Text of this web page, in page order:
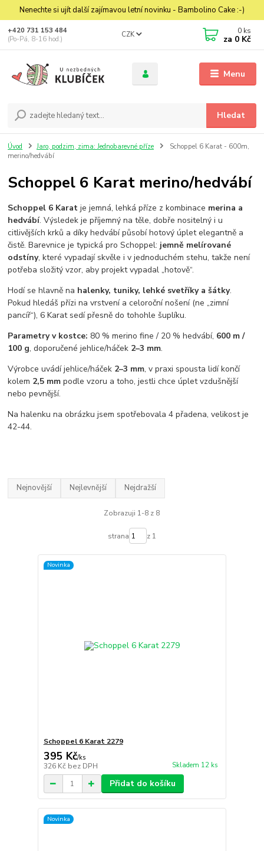
Nenechte si ujít další zajímavou letní novinku - Bambolino Cake :-)
Menu
CZK
Hledat
+420 731 153 484
(Po-Pá, 8-16 hod.)
0 ks
za 0 Kč
Úvod Jaro, podzim, zima: Jednobarevné příze
Schoppel 6 Karat - 600m,
merino/hedvábí
Schoppel 6 Karat merino/hedvábí
Schoppel 6 Karat je jemná, lehká příze z kombinace merina a
hedvábí. Výsledek je příjemný na těle, dobře nositelný i u
citlivějších krků a díky hedvábí působí hotový úplet elegantně a
čistě. Barevnice je typická pro Schoppel: jemně melírované
odstíny, které vypadají skvěle i v jednoduchém stehu, takže není
potřeba složitý vzor, aby projekt vypadal „hotově“.
Hodí se hlavně na halenky, tuniky, lehké svetříky a šátky.
Pokud hledáš přízi na vrstvení a celoroční nošení (ne „zimní
pancíř“), 6 Karat sedí přesně do tohohle šuplíku.
Parametry v kostce: 80 % merino fine / 20 % hedvábí, 600 m /
100 g, doporučené jehlice/háček 2–3 mm.
Výrobce uvádí jehlice/háček 2–3 mm, v praxi spousta lidí končí
kolem 2,5 mm podle vzoru a toho, jestli chce úplet vzdušnější
nebo pevnější.
Na halenku na obrázku jsem spotřebovala 4 přadena, velikost je
42-44.
Nejnovější Nejlevnější Nejdražší
Zobrazuji 1-8 z 8
strana z 1
Novinka
Schoppel 6 Karat 2279
395 Kč/ks
326 Kč bez DPH Skladem 12 ks
Přidat do košíku
Novinka